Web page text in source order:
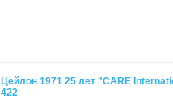
Цейлон 1971 25 лет "CARE
422